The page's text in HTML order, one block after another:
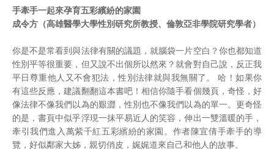
手牽手一起來孕育五彩繽紛的家園
成令方（高雄醫學大學性別研究所教授、倫敦亞非學院研究學者）
你是不是常看到與法律有關的議題，就腦袋一片空白？你也都知道
性別平等很重要，但又說不出個所以然來？就會對自己說，反正我
平日尊重他人又不會犯法，性別法律就與我無關了。 哈！如果你
有這些反應，建議翻翻這本書吧！相信你隨手看個幾頁，奇怪，好
像法律不像我們以為的艱澀，性別也不像我們以為的單一。更奇怪
的是，書頁中似乎浮現一抹平易近人的笑容，伸出一雙溫暖的手，
牽引我們進入萬紫千紅五彩繽紛的家園。作者陳宜倩手牽手的導
覽，好似鄰家大姊，親切俏皮，娓娓道來自己和他人的故事。